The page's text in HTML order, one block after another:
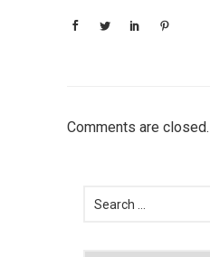
Comments are closed.